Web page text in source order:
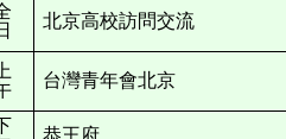
北京高校訪問交流
上
台灣青年會北京
恭王府